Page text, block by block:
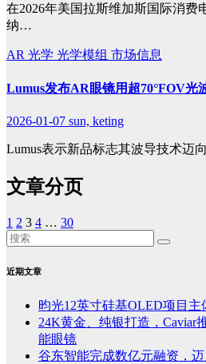
在2026年美国拉斯维加斯国际消费
纳…
AR 光学 光学模组 市场信息
Lumus发布AR眼镜用超70°FOV光
2026-01-07 sun, keting
Lumus表示新品标志其波导技术迈
文章分页
1 2 3 4 … 30
近期文章
昀光12英寸硅基OLED项目主
24K黄金、纯银打造，Caviar
能眼镜
谷东智能完成数亿元融资，